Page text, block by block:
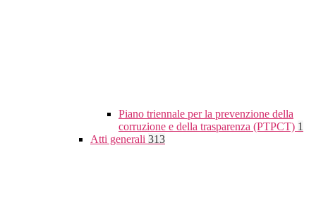
Piano triennale per la prevenzione della
corruzione e della trasparenza (PTPCT) 1
Atti generali 313